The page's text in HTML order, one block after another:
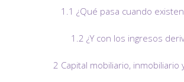
1.1 ¿Qué pasa cuando
1.2 ¿Y con los ingresos
2 Capital mobiliario, inmobiliario